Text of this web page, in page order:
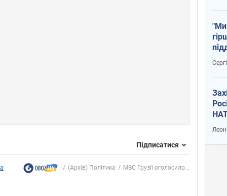
Підписатися
(Архів) Політика МВС Грузії оголосило...
"Ми